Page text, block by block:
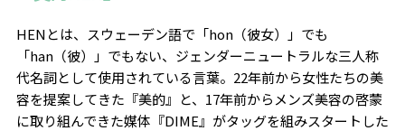
HENとは、スウェーデン語で「hon（彼女）」でも
「han（彼）」でもない、ジェンダーニュートラルな三人称
代名詞として使用されている言葉。22年前から女性たちの美
容を提案してきた『美的』と、17年前からメンズ美容の啓蒙
に取り組んできた媒体『DIME』がタッグを組みスタートした